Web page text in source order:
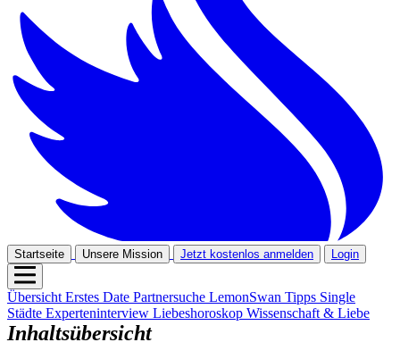
Startseite Unsere Mission Jetzt kostenlos anmelden Login
ÜbersichtErstes Date Partnersuche LemonSwan Tipps Single
Städte Experteninterview Liebeshoroskop Wissenschaft & Liebe
Inhaltsübersicht